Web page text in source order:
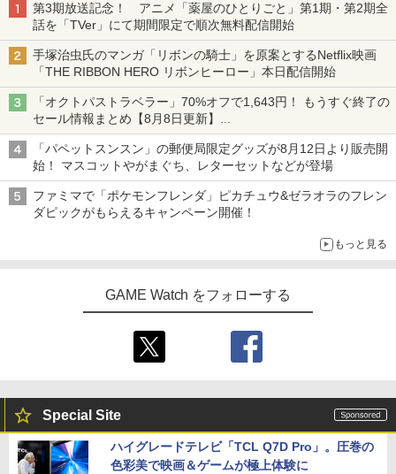
第3期放送記念！ アニメ「薬屋のひとりごと」第1期・第2期全
話を「TVer」にて期間限定で順次無料配信開始
手塚治虫氏のマンガ「リボンの騎士」を原案とするNetflix映画
「THE RIBBON HERO リボンヒーロー」本日配信開始
「オクトパストラベラー」70%オフで1,643円！ もうすぐ終了の
セール情報まとめ【8月8日更新】
ニンテンドーeショップでは「大神 絶景版」が67%オフで990円
「パペットスンスン」の郵便局限定グッズが8月12日より販売開
始！ マスコットやがまぐち、レターセットなどが登場
ファミマで「ポケモンフレンダ」ピカチュウ&ゼラオラのフレン
ダピックがもらえるキャンペーン開催！
もっと見る
GAME Watch をフォローする
Special Site
ハイグレードテレビ「TCL Q7D Pro」。圧巻の
色彩美で映画＆ゲームが極上体験に